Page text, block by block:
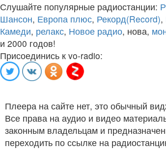
Слушайте популярные радиостанции:
Шансон, Европа плюс, Рекорд(Record),
Камеди, релакс, Новое радио, нова,
и 2000 годов!
Присоединись к vo-radio:
Плеера на сайте нет, это обычный
Все права на аудио и видео
законным владельцам и
переходить по ссылке на